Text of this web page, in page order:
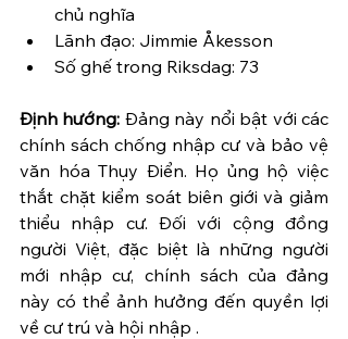
chủ nghĩa
Lãnh đạo: Jimmie Åkesson
Số ghế trong Riksdag: 73
Định hướng: Đảng này nổi bật với các
chính sách chống nhập cư và bảo vệ
văn hóa Thụy Điển. Họ ủng hộ việc
thắt chặt kiểm soát biên giới và giảm
thiểu nhập cư. Đối với cộng đồng
người Việt, đặc biệt là những người
mới nhập cư, chính sách của đảng
này có thể ảnh hưởng đến quyền lợi
về cư trú và hội nhập .